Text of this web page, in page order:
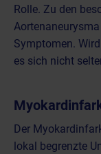
Rolle. Zu den
Symptomen.
es sich nicht
Der
lokal begrenzte